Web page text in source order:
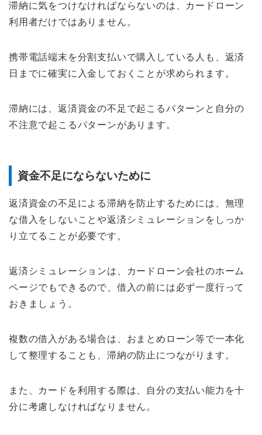
滞納に気をつけなければならないのは、カードローン
利用者だけではありません。
携帯電話端末を分割支払いで購入している人も、返済
日までに確実に入金しておくことが求められます。
滞納には、返済資金の不足で起こるパターンと自分の
不注意で起こるパターンがあります。
資金不足にならないために
返済資金の不足による滞納を防止するためには、無理
な借入をしないことや返済シミュレーションをしっか
り立てることが必要です。
返済シミュレーションは、カードローン会社のホーム
ページでもできるので、借入の前には必ず一度行って
おきましょう。
複数の借入がある場合は、おまとめローン等で一本化
して整理することも、滞納の防止につながります。
また、カードを利用する際は、自分の支払い能力を十
分に考慮しなければなりません。